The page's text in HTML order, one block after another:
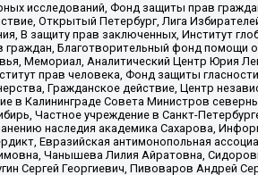
исследований, Фонд защиты прав
Открытый Петербург, Лига
В защиту прав заключенных, Институт
Благотворительный фонд помощи
Мемориал, Аналитический Центр Юрия
прав человека, Фонд защиты
Гражданское действие, Центр
Калининграде Совета Министров
Частное учреждение в Санкт-
наследия академика Сахарова,
Евразийская антимонопольная
Чанышева Лилия Айратовна,
Сергей Георгиевич, Пивоваров Андрей